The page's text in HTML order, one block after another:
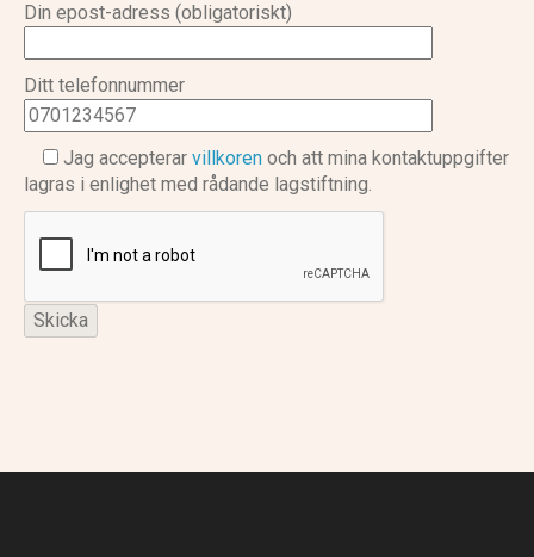
Din epost-adress (obligatoriskt)
Ditt telefonnummer
Jag accepterar villkoren och att mina kontaktuppgifter
lagras i enlighet med rådande lagstiftning.